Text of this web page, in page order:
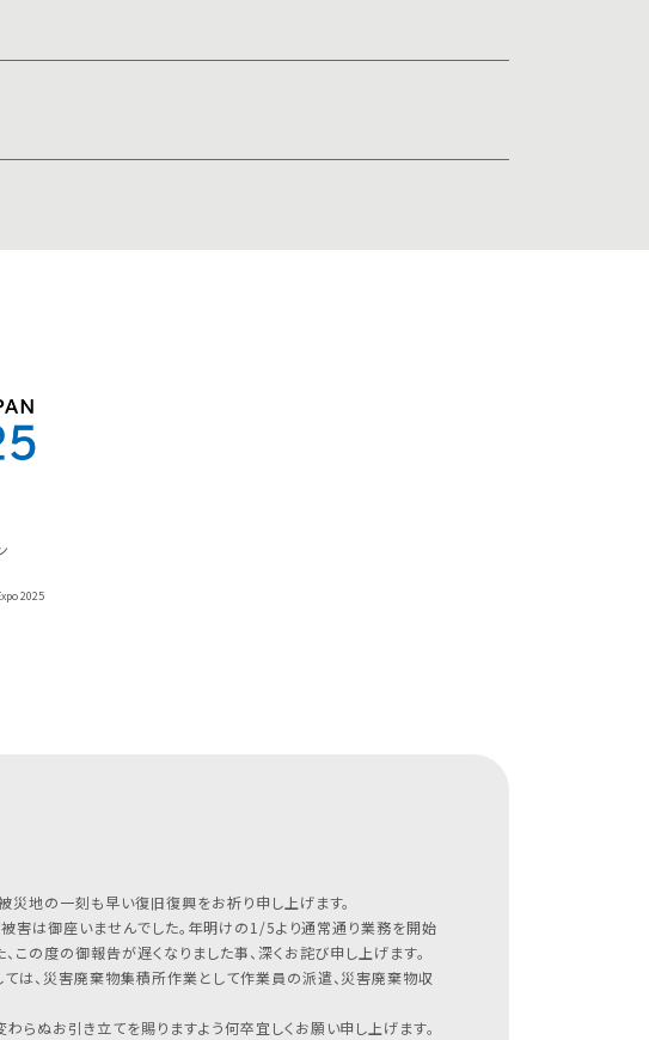
2025
災地の一刻も早い復旧復興をお祈り申し上げます。
害は御座いませんでした。年明けの1/5より通常通り業務を開始
の度の御報告が遅くなりました事、深くお詫び申し上げます。
は、災害廃棄物集積所作業として作業員の派遣、災害廃棄物収
ぬお引き立てを賜りますよう何卒宜しくお願い申し上げます。